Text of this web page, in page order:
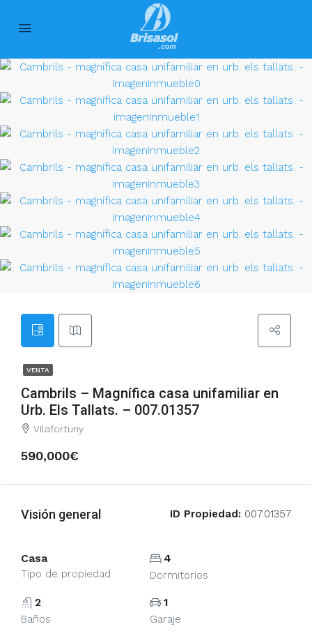
VENTA
Cambrils – Magnífica casa unifamiliar en
Urb. Els Tallats. – 007.01357
Vilafortuny
590,000€
Visión general ID Propiedad: 007.01357
Casa
Tipo de propiedad
4
Dormitorios
2
Baños
1
Garaje